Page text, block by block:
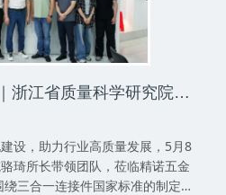
权威赋能，标准共建｜浙江省质量科学研究院一行莅临精诺调研
设，助力行业高质量发展，5月8
琦所长带领团队，莅临精诺五金
三合一连接件国家标准的制定、